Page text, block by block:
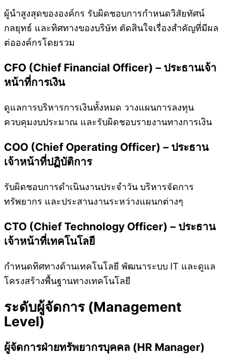
ผู้นำสูงสุดขององค์กร รับผิดชอบการกำหนดวิสัยทัศน์
กลยุทธ์ และทิศทางของบริษัท ตัดสินใจเรื่องสำคัญที่มีผล
ต่อองค์กรโดยรวม
CFO (Chief Financial Officer) – ประธานเจ้า
หน้าที่การเงิน
ดูแลการบริหารการเงินทั้งหมด วางแผนการลงทุน
ควบคุมงบประมาณ และรับผิดชอบรายงานทางการเงิน
COO (Chief Operating Officer) – ประธาน
เจ้าหน้าที่ปฏิบัติการ
รับผิดชอบการดำเนินงานประจำวัน บริหารจัดการ
ทรัพยากร และประสานงานระหว่างแผนกต่างๆ
CTO (Chief Technology Officer) – ประธาน
เจ้าหน้าที่เทคโนโลยี
กำหนดทิศทางด้านเทคโนโลยี พัฒนาระบบ IT และดูแล
โครงสร้างพื้นฐานทางเทคโนโลยี
ระดับผู้จัดการ (Management
Level)
ผู้จัดการฝ่ายทรัพยากรบุคคล (HR Manager)